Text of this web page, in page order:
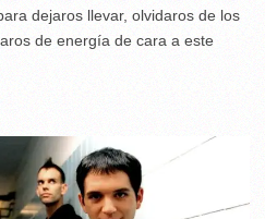
dejaros llevar, olvidaros de los
de energía de cara a este